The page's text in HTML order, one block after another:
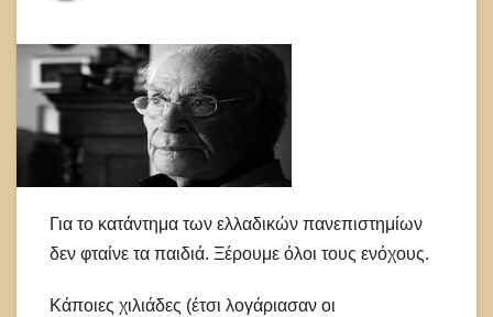
Για το κατάντημα των ελλαδικών πανεπιστημίων
δεν φταίνε τα παιδιά. Ξέρουμε όλοι τους ενόχους.
Κάποιες χιλιάδες (έτσι λογάριασαν οι